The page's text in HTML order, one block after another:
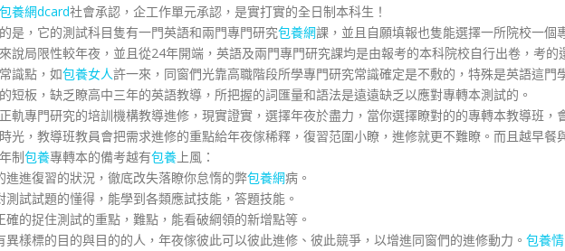
包養網dcard社會承認，企工作單元承認，是實打實的全日制本科生！
是，它的測試科目隻有一門英語和兩門專門研究包養網課，並且自願填報也隻能選擇一所院校一個
說局限性較年夜，並且從24年開端，英語及兩門專門研究課均是由報考的本科院校自行出卷，考的
識點，如包養女人許一來，同窗們光靠高職階段所學專門研究常識確定是不敷的，特殊是英語這門
短板，缺乏瞭高中三年的英語教導，所把握的詞匯量和語法是遠遠缺乏以應對專轉本測試的。
軌專門研究的培訓機構教導進修，現實證實，選擇年夜於盡力，當你選擇瞭對的的專轉本教導班，
光，教導班教員會把需求進修的重點給年夜傢稀釋，復習范圍小瞭，進修就更不難瞭。而且越早餐
制包養專轉本的備考越有包養 上風：
進進復習的狀況，徹底改失落瞭你怠惰的弊包養網病。
試試題的懂得，能學到各類應試技能，答題技能。
確的捉住測試的重點，難點，能看破綱領的新增點等。
樣標的目的與目的的人，年夜傢彼此可以彼此進修、彼此競爭，以增進同窗們的進修動力。 包養情